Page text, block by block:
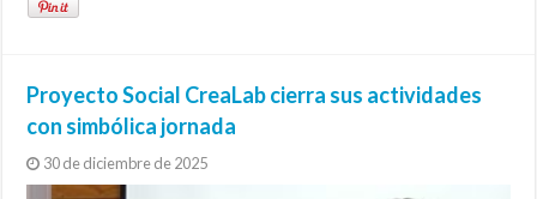
Proyecto Social CreaLab cierra sus actividades
con simbólica jornada
30 de diciembre de 2025